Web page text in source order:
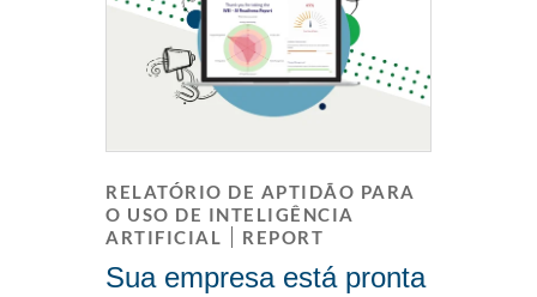
RELATÓRIO DE APTIDÃO PARA
O USO DE INTELIGÊNCIA
ARTIFICIAL
REPORT
Sua empresa está pronta